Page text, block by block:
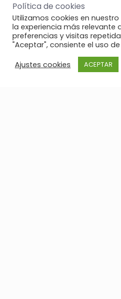
● Abogado Ilustre Colegio de
Tortosa.
● Miembro de la Junta de
(Bibiliotecario y Responsable
● Informador Crédito
Política de cookies
Utilizamos cookies en
la experiencia más relevante
preferencias y visitas
"Aceptar", consiente el uso de
Ajustes cookies
ACEPTAR